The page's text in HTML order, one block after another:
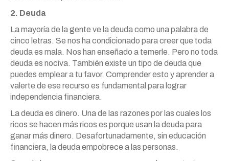
2. Deuda
La mayoría de la gente ve la deuda como una palabra de
cinco letras. Se nos ha condicionado para creer que toda
deuda es mala. Nos han enseñado a temerle. Pero no toda
deuda es nociva. También existe un tipo de deuda que
puedes emplear a tu favor. Comprender esto y aprender a
valerte de ese recurso es fundamental para lograr
independencia financiera.
La deuda es dinero. Una de las razones por las cuales los
ricos se hacen más ricos es porque usan la deuda para
ganar más dinero. Desafortunadamente, sin educación
financiera, la deuda empobrece a las personas.